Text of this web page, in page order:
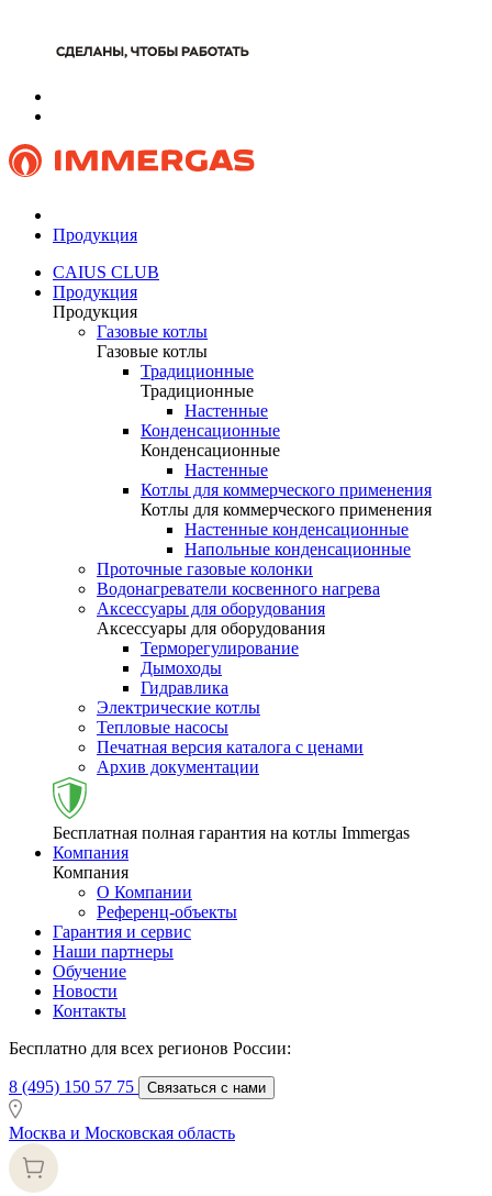
Продукция
CAIUS CLUB
Продукция
Продукция
Газовые котлы
Газовые котлы
Традиционные
Традиционные
Настенные
Конденсационные
Конденсационные
Настенные
Котлы для коммерческого применения
Котлы для коммерческого применения
Настенные конденсационные
Напольные конденсационные
Проточные газовые колонки
Водонагреватели косвенного нагрева
Аксессуары для оборудования
Аксессуары для оборудования
Терморегулирование
Дымоходы
Гидравлика
Электрические котлы
Тепловые насосы
Печатная версия каталога с ценами
Архив документации
Бесплатная полная гарантия на котлы Immergas
Компания
Компания
О Компании
Референц-объекты
Гарантия и сервис
Наши партнеры
Обучение
Новости
Контакты
Бесплатно для всех регионов России:
8 (495) 150 57 75 Связаться с нами
Москва и Московская область